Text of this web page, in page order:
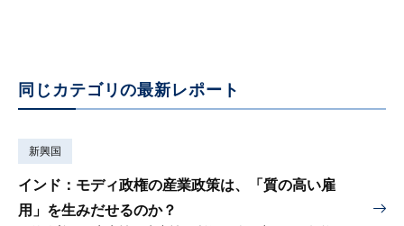
同じカテゴリの最新レポート
新興国
インド：モディ政権の産業政策は、「質の高い雇
用」を生みだせるのか？